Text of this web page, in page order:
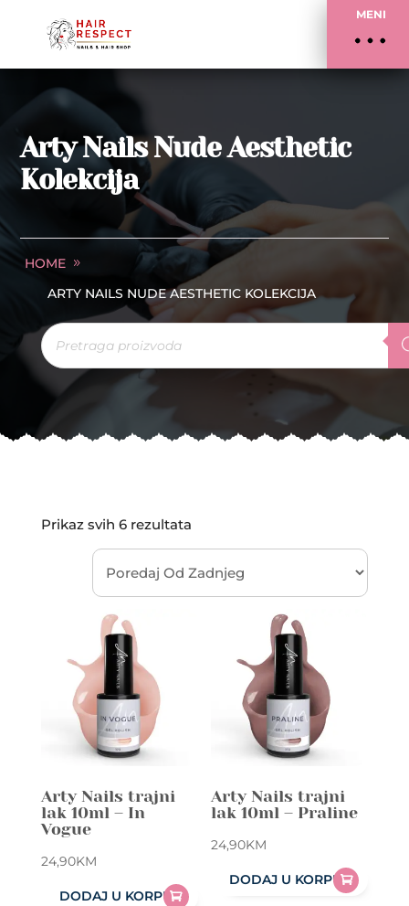
MENI
Arty Nails Nude Aesthetic
Kolekcija
HOME
ARTY NAILS NUDE AESTHETIC KOLEKCIJA
Products
search
Prikaz svih 6 rezultataSorted
latest
Arty Nails trajni
lak 10ml – In
Vogue
24,90KM
DODAJ U KORPU
Arty Nails trajni
lak 10ml – Praline
24,90KM
DODAJ U KORPU